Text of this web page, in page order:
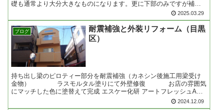
礎も通常より大分大きなものになります。更に下部のみですが補強
柱が直行側に1本入りますのでフェンスの厚みとしてはW180に......
2025.03.29
ブログ
耐震補強と外装リフォーム（目黒
区）
持ち出し梁のピロティー部分を耐震補強（カネシン後施工用梁受け
金物） ラスモルタル塗りにて外壁修復 お店の雰囲気
にマッチした色に塗替えて完成 エスケー化研 アートフレッシュAF-
2024.12.09